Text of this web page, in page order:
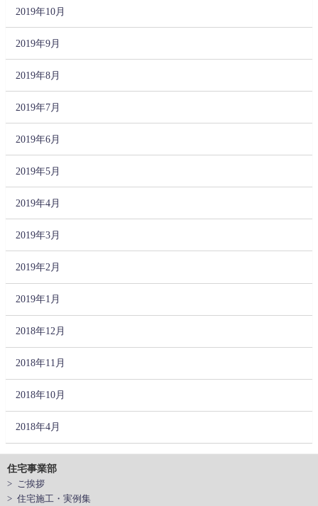
2019年10月
2019年9月
2019年8月
2019年7月
2019年6月
2019年5月
2019年4月
2019年3月
2019年2月
2019年1月
2018年12月
2018年11月
2018年10月
2018年4月
住宅事業部
> ご挨拶
> 住宅施工・実例集